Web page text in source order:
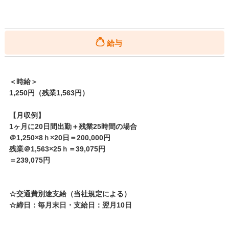
給与
＜時給＞
1,250円（残業1,563円）
【月収例】
1ヶ月に20日間出勤＋残業25時間の場合
＠1,250×8ｈ×20日＝200,000円
残業＠1,563×25ｈ＝39,075円
＝239,075円
☆交通費別途支給（当社規定による）
☆締日：毎月末日・支給日：翌月10日